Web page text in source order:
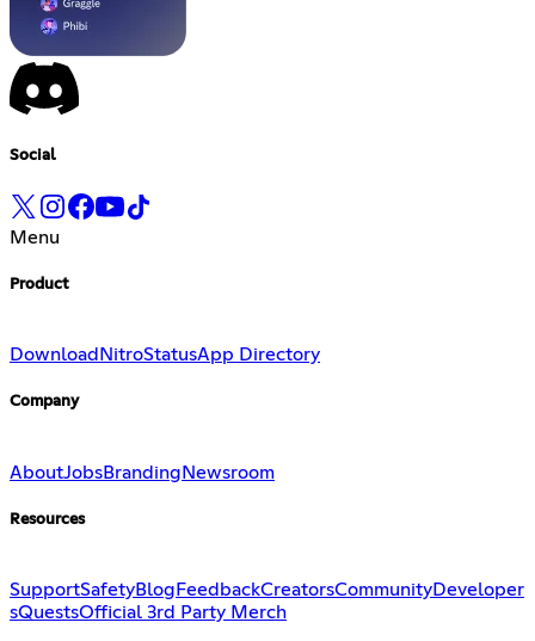
Social
Menu
Product
Download NitroStatusApp Directory
Company
AboutJobsBrandingNewsroom
Resources
SupportSafetyBlog FeedbackCreatorsCommunityDeveloper
sQuestsOfficial 3rd Party Merch